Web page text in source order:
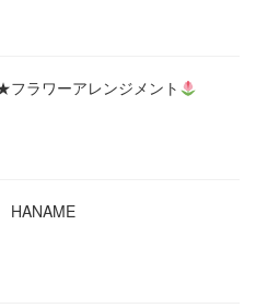
フラワーアレンジメント
HANAME